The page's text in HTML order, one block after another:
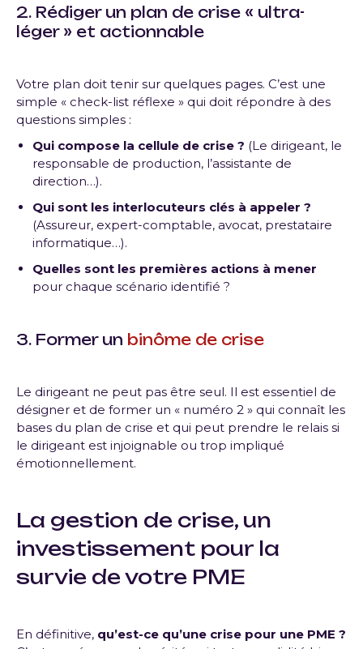
2. Rédiger un plan de crise « ultra-
léger » et actionnable
Votre plan doit tenir sur quelques pages. C’est une
simple « check-list réflexe » qui doit répondre à des
questions simples :
Qui compose la cellule de crise ? (Le dirigeant, le
responsable de production, l’assistante de
direction…).
Qui sont les interlocuteurs clés à appeler ?
(Assureur, expert-comptable, avocat, prestataire
informatique…).
Quelles sont les premières actions à mener
pour chaque scénario identifié ?
3. Former un binôme de crise
Le dirigeant ne peut pas être seul. Il est essentiel de
désigner et de former un « numéro 2 » qui connaît les
bases du plan de crise et qui peut prendre le relais si
le dirigeant est injoignable ou trop impliqué
émotionnellement.
La gestion de crise, un
investissement pour la
survie de votre PME
En définitive, qu’est-ce qu’une crise pour une PME ?